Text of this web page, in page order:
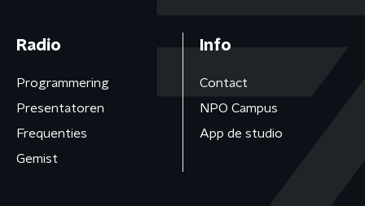
Radio
Programmering
Presentatoren
Frequenties
Gemist
Info
Contact
NPO Campus
App de studio